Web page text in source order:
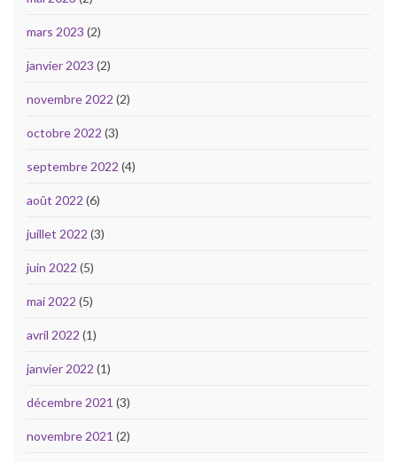
mars 2023 (2)
janvier 2023 (2)
novembre 2022 (2)
octobre 2022 (3)
septembre 2022 (4)
août 2022 (6)
juillet 2022 (3)
juin 2022 (5)
mai 2022 (5)
avril 2022 (1)
janvier 2022 (1)
décembre 2021 (3)
novembre 2021 (2)